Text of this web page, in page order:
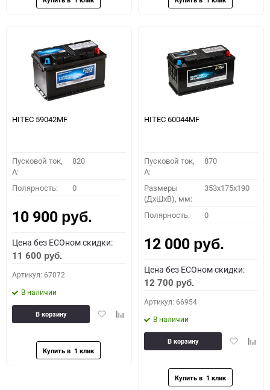
HITEC 59042MF
Пусковой ток,
A:
820
Полярность: 0
10 900 руб.
Цена без ECOном скидки:
11 600 руб.
Артикул: 67072
В наличии
ДобавитьДобавить
сравнению
В корзину
HITEC 60044MF
Пусковой ток,
A:
870
Размеры
(ДхШхВ), мм:
353x175x190
Полярность: 0
12 000 руб.
Цена без ECOном скидки:
12 700 руб.
Артикул: 66954
В наличии
Добавить
В корзину